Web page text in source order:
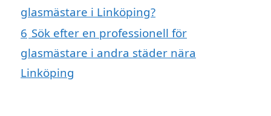
glasmästare i Linköping?
6 Sök efter en professionell för
glasmästare i andra städer nära
Linköping